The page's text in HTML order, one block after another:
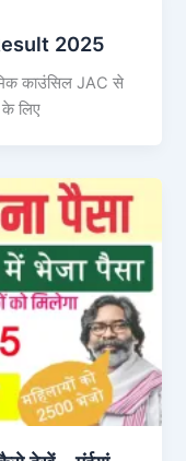
2025
काउंसिल JAC से
के लिए